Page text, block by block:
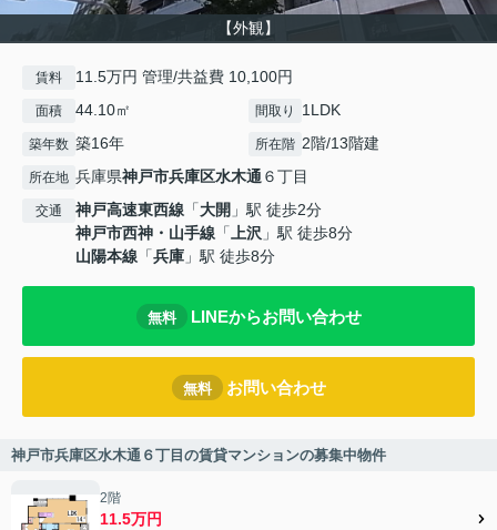
【外観】
賃料 11.5万円 管理/共益費 10,100円
面積 44.10㎡ 間取り 1LDK
築年数 築16年 所在階 2階/13階建
所在地 兵庫県神戸市兵庫区水木通６丁目
交通 神戸高速東西線 「大開 」駅 徒歩2分
神戸市西神・山手線 「上沢 」駅 徒歩8分
山陽本線 「兵庫 」駅 徒歩8分
無料 LINEからお問い合わせ
無料 お問い合わせ
神戸市兵庫区水木通６丁目の賃貸マンションの募集中物件
2階
11.5万円